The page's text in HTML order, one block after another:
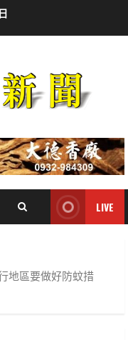
LIVE
地區要做好防蚊措